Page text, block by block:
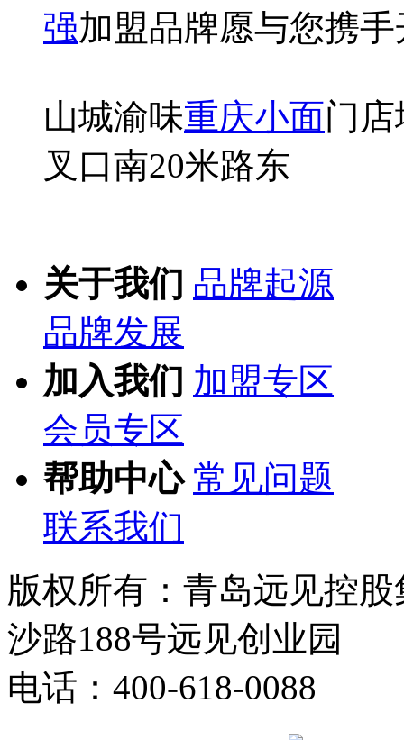
强加盟品牌愿与您携
山城渝味重庆小面门
叉口南20米路东
关于我们 品牌起源
品牌发展
加入我们 加盟专区
会员专区
帮助中心 常见问题
联系我们
版权所有：青岛远见控
沙路188号远见创业园
电话：400-618-0088